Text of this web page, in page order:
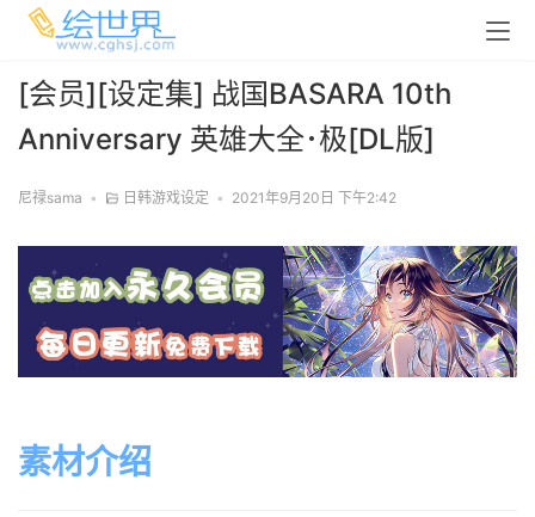
[会员][设定集] 战国BASARA 10th
Anniversary 英雄大全･极[DL版]
尼禄sama • 日韩游戏设定 • 2021年9月20日 下午2:42
素材介绍